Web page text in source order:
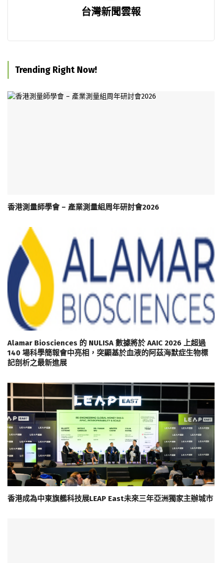
台灣新聞雲報
Trending Right Now!
香港測量師學會 – 產業測量組周年研討會2026
Alamar Biosciences 的 NULISA 數據將於 AAIC 2026 上超過
140 場科學簡報會中亮相，突顯基於血液的阿茲海默症生物標
記剖析之最新進展
香港成為中東旗艦科技展LEAP East未來三年亞洲獨家主辦城市